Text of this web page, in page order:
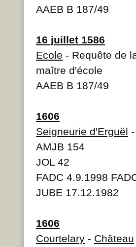
AAEB B 187/49
16 juillet 1586
Ecole - Requête de
maître d'école
AAEB B 187/49
1606
Seigneurie d'Erguël
AMJB 154
JOL 42
FADC 4.9.1998
JUBE 17.12.1982
1606
Courtelary - Château